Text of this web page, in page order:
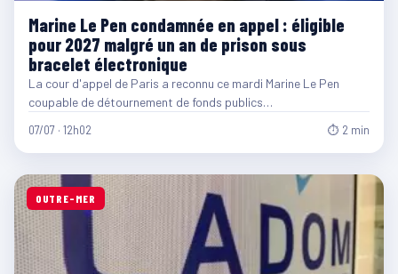
Marine Le Pen condamnée en appel : éligible
pour 2027 malgré un an de prison sous
bracelet électronique
La cour d'appel de Paris a reconnu ce mardi Marine Le Pen
coupable de détournement de fonds publics…
07/07 · 12h02 ⏱ 2 min
OUTRE-MER